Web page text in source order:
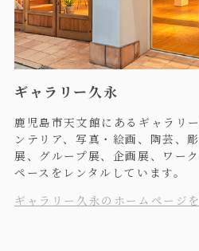
ギャラリー久永
鹿児島市天文館にあるギャラリ
ンテリア、写真・絵画、陶芸、
展、グループ展、企画展、ワー
ペースをレンタルしています。
ギャラリー久永のホームページ